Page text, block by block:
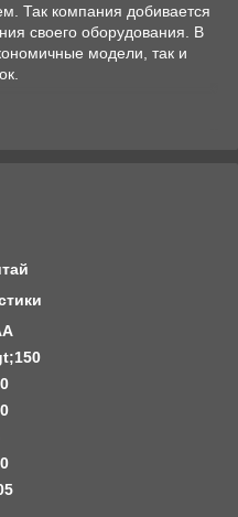
Так компания добивается
своего оборудования. В
модели, так и